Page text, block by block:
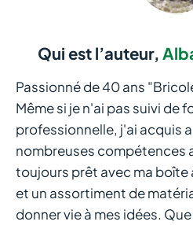
Qui est l’auteur,
Passionné de 40 ans
Même si je n'ai pas suivi de
professionnelle, j'ai acquis
nombreuses compétences
toujours prêt avec ma boîte
et un assortiment de
donner vie à mes idées.